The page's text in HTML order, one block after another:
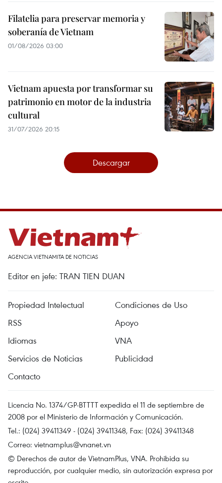
Filatelia para preservar memoria y
soberanía de Vietnam
01/08/2026 03:00
Vietnam apuesta por transformar su
patrimonio en motor de la industria
cultural
31/07/2026 20:15
Descargar
AGENCIA VIETNAMITA DE NOTICIAS
Editor en jefe: TRAN TIEN DUAN
Propiedad Intelectual
Condiciones de Uso
RSS
Apoyo
Idiomas
VNA
Servicios de Noticias
Publicidad
Contacto
Licencia No. 1374/GP-BTTTT expedida el 11 de septiembre de
2008 por el Ministerio de Información y Comunicación.
Tel.: (024) 39411349 - (024) 39411348, Fax: (024) 39411348
Correo: vietnamplus@vnanet.vn
© Derechos de autor de VietnamPlus, VNA. Prohibida su
reproducción, por cualquier medio, sin autorización expresa por